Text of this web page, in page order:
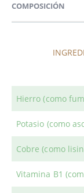
COMPOSICIÓN
Hierro (como
Potasio (como
Cobre (como
Vitamina B1